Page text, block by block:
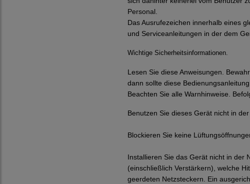
Personal.
Das Ausrufezeichen innerhalb eines
und Serviceanleitungen in der dem
Wichtige Sicherheitsinformationen.
Lesen Sie diese Anweisungen.
dann sollte diese
Beachten Sie alle Warnhinweise.
Benutzen Sie dieses Gerät nicht in
Blockieren Sie keine
Installieren Sie das Gerät nicht in der
(einschließlich Verstärkern), welche
geerdeten Netzsteckern. Ein